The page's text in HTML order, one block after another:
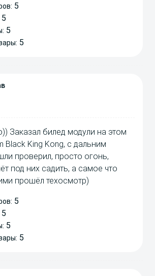
5
5
5
5
Заказал билед модули на этом
Black King Kong, с дальним
проверил, просто огонь,
под них садить, а самое что
прошёл техосмотр)
5
5
5
5